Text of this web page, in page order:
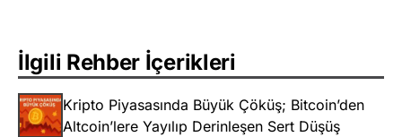
İlgili Rehber İçerikleri
Kripto Piyasasında Büyük Çöküş; Bitcoin’den
Altcoin’lere Yayılıp Derinleşen Sert Düşüş